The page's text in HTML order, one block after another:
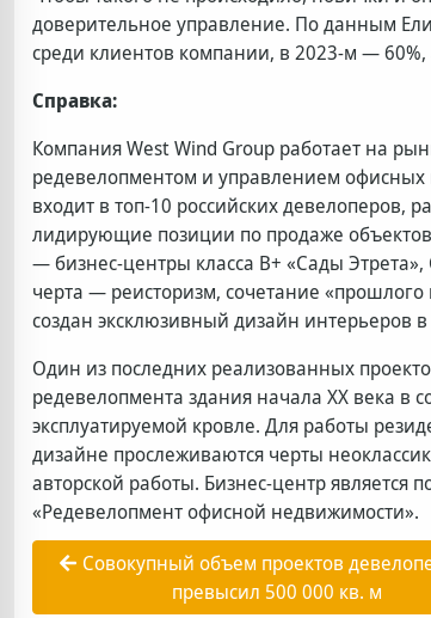
доверительное управление. По данным
среди клиентов компании, в 2023-м —
Справка:
Компания West Wind Group работает на
редевелопментом и управлением
входит в топ-10 российских
лидирующие позиции по продаже
— бизнес-центры класса В+ «Сады
черта — реисторизм, сочетание
создан эксклюзивный дизайн интерьеров
Один из последних реализованных
редевелопмента здания начала ХХ века в
эксплуатируемой кровле. Для работы
дизайне прослеживаются черты
авторской работы. Бизнес-центр
«Редевелопмент офисной недвижимости».
Совокупный объем проектов
превысил 500 000 кв. м